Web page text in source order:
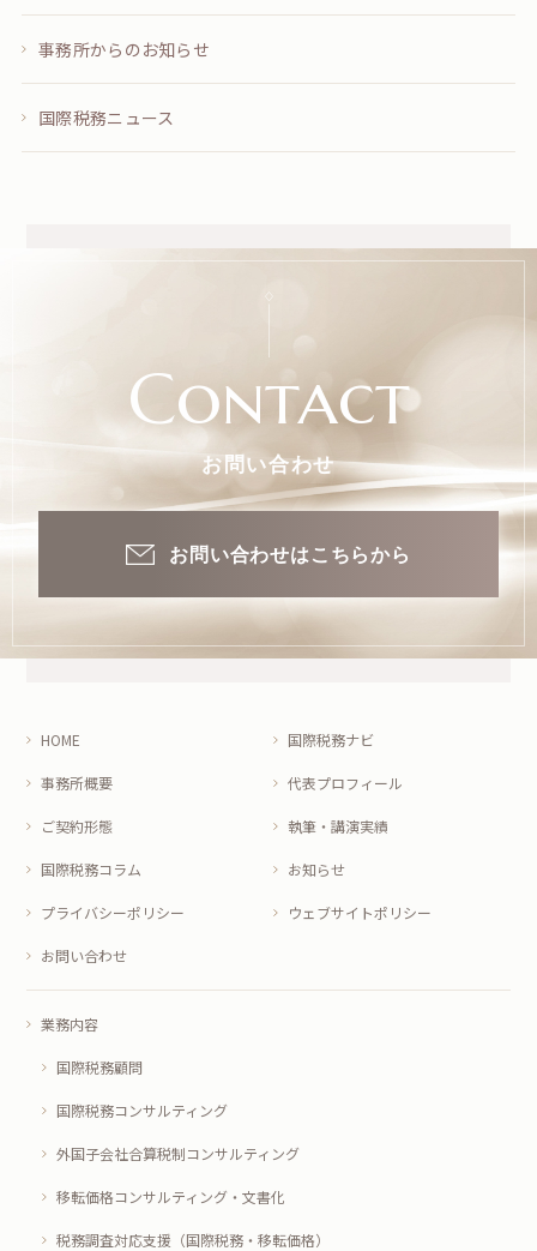
事務所からのお知らせ
国際税務ニュース
Contact
お問い合わせ
お問い合わせはこちらから
HOME 国際税務ナビ
事務所概要 代表プロフィール
ご契約形態 執筆・講演実績
国際税務コラム お知らせ
プライバシーポリシー ウェブサイトポリシー
お問い合わせ
業務内容
国際税務顧問
国際税務コンサルティング
外国子会社合算税制コンサルティング
移転価格コンサルティング・文書化
税務調査対応支援（国際税務・移転価格）